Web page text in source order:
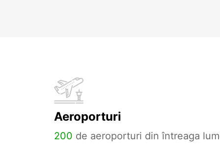
Aeroporturi
200 de aeroporturi din întreaga